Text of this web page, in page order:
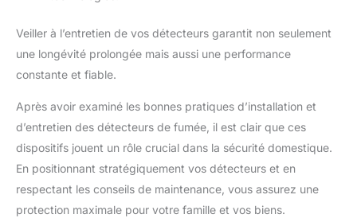
Veiller à l’entretien de vos détecteurs garantit non seulement
une longévité prolongée mais aussi une performance
constante et fiable.
Après avoir examiné les bonnes pratiques d’installation et
d’entretien des détecteurs de fumée, il est clair que ces
dispositifs jouent un rôle crucial dans la sécurité domestique.
En positionnant stratégiquement vos détecteurs et en
respectant les conseils de maintenance, vous assurez une
protection maximale pour votre famille et vos biens.